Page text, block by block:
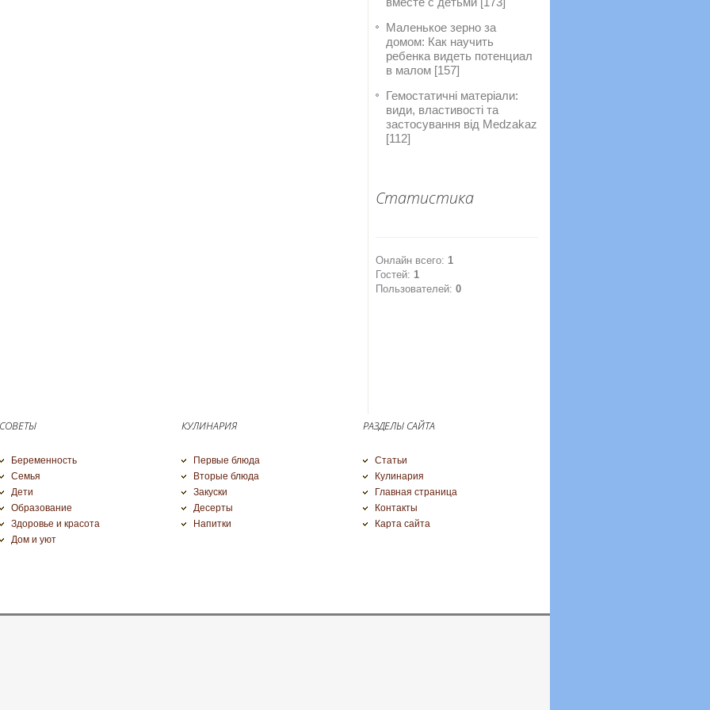
Маленькое зерно за
домом: Как научить
ребенка видеть потенциал
в малом [157]
Гемостатичні матеріали:
види, властивості та
застосування від Medzakaz
[112]
Статистика
Онлайн всего:1
Гостей:1
Пользователей:0
СОВЕТЫ
Беременность
Семья
Дети
Образование
Здоровье и красота
Дом и уют
КУЛИНАРИЯ
Первые блюда
Вторые блюда
Закуски
Десерты
Напитки
РАЗДЕЛЫ САЙТА
Статьи
Кулинария
Главная страница
Контакты
Карта сайта